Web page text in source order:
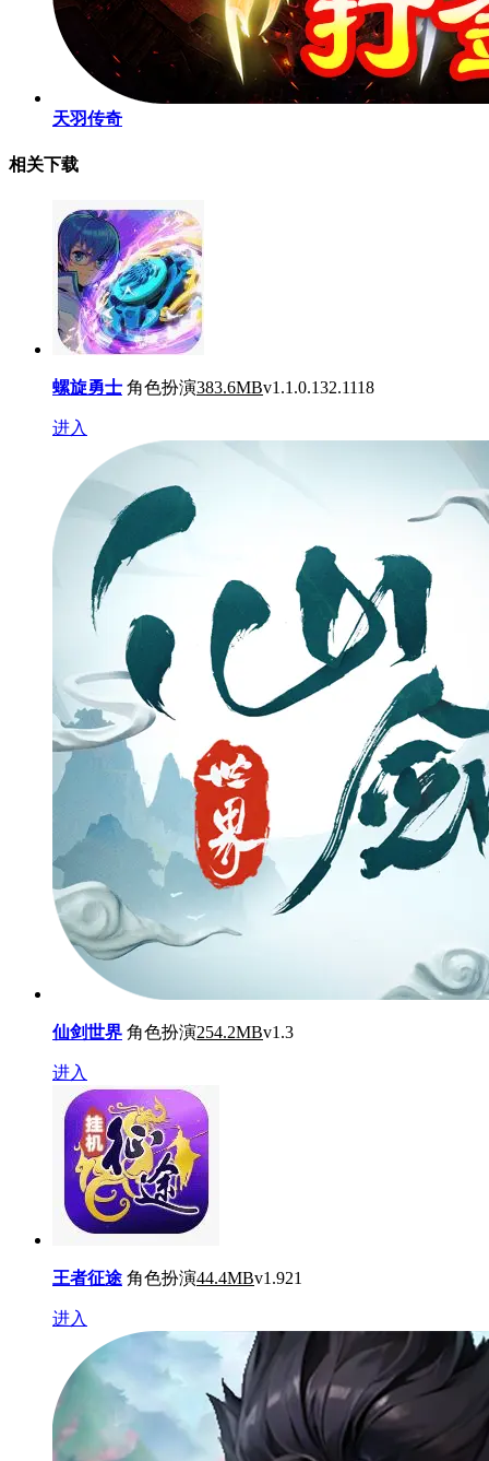
天羽传奇
相关下载
螺旋勇士 角色扮演383.6MBv1.1.0.132.1118
进入
仙剑世界 角色扮演254.2MBv1.3
进入
王者征途 角色扮演44.4MBv1.921
进入